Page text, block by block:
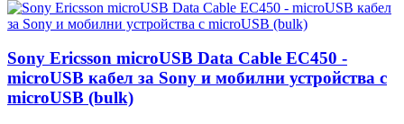
Sony Ericsson microUSB Data Cable EC450 -
microUSB кабел за Sony и мобилни устройства с
microUSB (bulk)